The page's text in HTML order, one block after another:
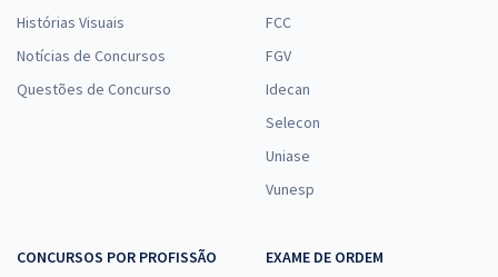
Histórias Visuais
Notícias de Concursos
Questões de Concurso
FCC
FGV
Idecan
Selecon
Uniase
Vunesp
CONCURSOS POR PROFISSÃO
EXAME DE ORDEM